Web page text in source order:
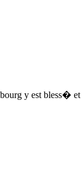
y est bless�